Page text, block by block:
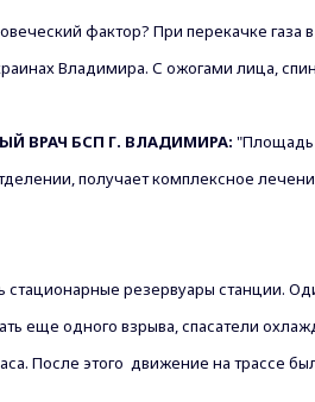
фактор? При перекачке газа
Владимира. С ожогами лица,
ВРАЧ БСП Г. ВЛАДИМИРА: "Площадь
получает комплексное
стационарные резервуары станции.
еще одного взрыва, спасатели
После этого движение на трассе